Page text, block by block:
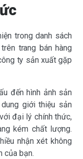
trong danh sách
trang bán hàng
ty sản xuất gặp
đến hình ảnh sản
giới thiệu sản
đại lý chính thức,
kém chất lượng.
nhận xét không
của bạn.